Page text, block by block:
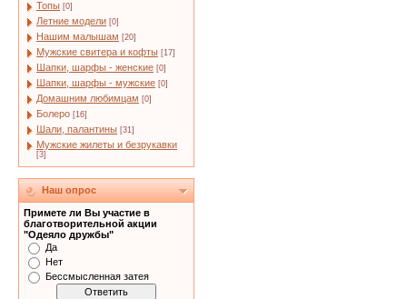
Топы [0]
Летние модели [0]
Нашим малышам [20]
Мужские свитера и кофты [17]
Шапки, шарфы - женские [0]
Шапки, шарфы - мужские [0]
Домашним любимцам [0]
Болеро [16]
Шали, палантины [31]
Мужские жилеты и безрукавки
[3]
Наш опрос
Примете ли Вы участие в
благотворительной акции
"Одеяло дружбы"
Да
Нет
Бессмысленная затея